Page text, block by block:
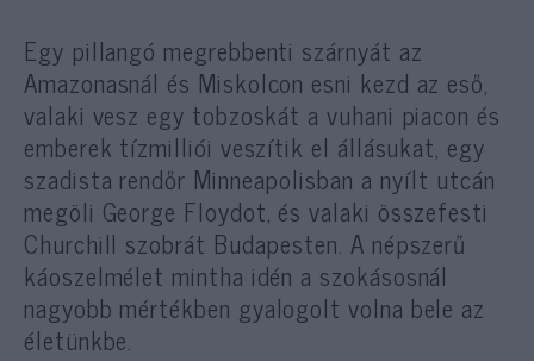
Egy pillangó megrebbenti szárnyát az
Amazonasnál és Miskolcon esni kezd az eső,
valaki vesz egy tobzoskát a vuhani piacon és
emberek tízmilliói veszítik el állásukat, egy
szadista rendőr Minneapolisban a nyílt utcán
megöli George Floydot, és valaki összefesti
Churchill szobrát Budapesten. A népszerű
káoszelmélet mintha idén a szokásosnál
nagyobb mértékben gyalogolt volna bele az
életünkbe.